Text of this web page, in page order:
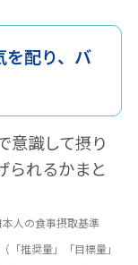
を配り、バ
意識して摂り
られるかまと
本人の食事摂取基準
「推奨量」「目標量」